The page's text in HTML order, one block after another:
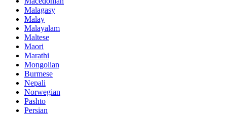
Malagasy
Malay
Malayalam
Maltese
Maori
Marathi
Mongolian
Burmese
Nepali
Norwegian
Pashto
Persian